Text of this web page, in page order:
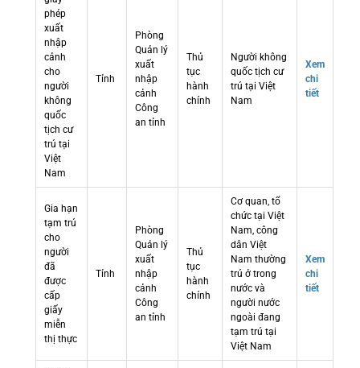
phép
xuất
nhập
cảnh
cho
người
không
quốc
tịch cư
trú tại
Việt
Nam
Tỉnh
Phòng
Quản lý
xuất
nhập
cảnh
Công
an tỉnh
Thủ
tục
hành
chính
Người không
quốc tịch cư
trú tại Việt
Nam
Xem
chi
tiết
Gia hạn
tạm trú
cho
người
đã
được
cấp
giấy
miễn
thị thực
Tỉnh
Phòng
Quản lý
xuất
nhập
cảnh
Công
an tỉnh
Thủ
tục
hành
chính
Cơ quan, tổ
chức tại Việt
Nam, công
dân Việt
Nam thường
trú ở trong
nước và
người nước
ngoài đang
tạm trú tại
Việt Nam
Xem
chi
tiết